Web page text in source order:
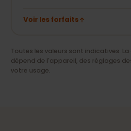
Voir les forfaits
Toutes les valeurs sont indicatives.
dépend de l'appareil, des réglages
votre usage.